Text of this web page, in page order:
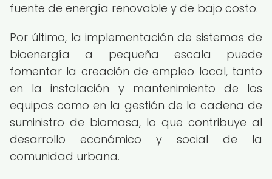
fuente de energía renovable y de bajo costo.
Por último, la implementación de sistemas de
bioenergía a pequeña escala puede
fomentar la creación de empleo local, tanto
en la instalación y mantenimiento de los
equipos como en la gestión de la cadena de
suministro de biomasa, lo que contribuye al
desarrollo económico y social de la
comunidad urbana.